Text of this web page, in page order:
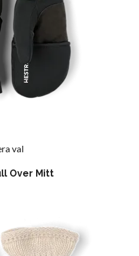
val
Over Mitt